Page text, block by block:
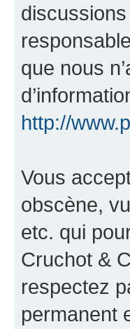
que nous
http://
Vous
obscène,
etc. qui
Cruchot &
respectez
permanent